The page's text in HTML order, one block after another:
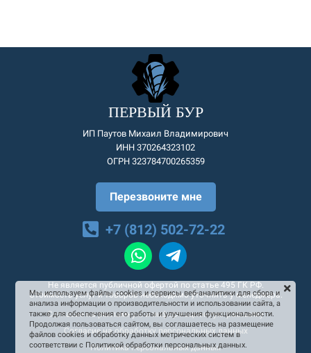
ПЕРВЫЙ БУР
ИП Паутов Михаил Владимирович
ИНН 370264323102
ОГРН 323784700265359
Перезвоните мне
+7 (812) 502-72-22
Не является публичной офертой по статье 495 ГК РФ.
Стоимость услуг и товаров необходимо уточнять у менеджера.
Согласие на рекламную и информационную рассылку
Согласие на обработку персональных данных
Политика персональных данных
Мы используем файлы cookies и сервисы веб-аналитики для сбора и
анализа информации о производительности и использовании сайта, а
также для обеспечения его работы и улучшения функциональности.
Продолжая пользоваться сайтом, вы соглашаетесь на размещение
файлов cookies и обработку данных метрических систем в
соответствии с Политикой обработки персональных данных.